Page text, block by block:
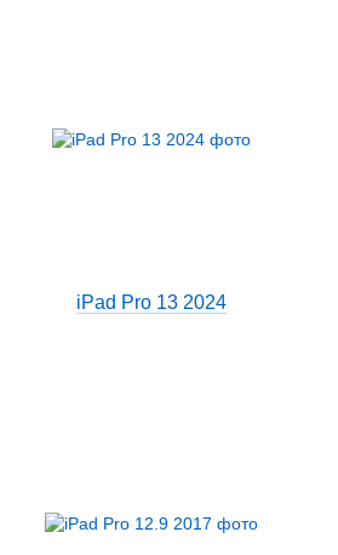
iPad Pro 13 2024